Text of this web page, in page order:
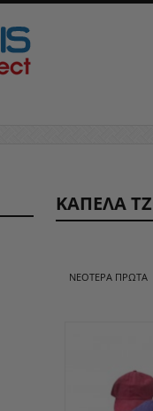
ΚΑΠΈΛΑ
ΝΕΌΤΕΡΑ ΠΡΏΤΑ